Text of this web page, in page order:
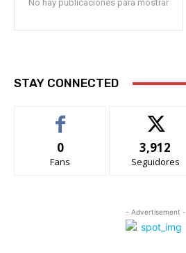
No hay publicaciones para mostrar
STAY CONNECTED
0
Fans
3,912
Seguidores
- Advertisement -